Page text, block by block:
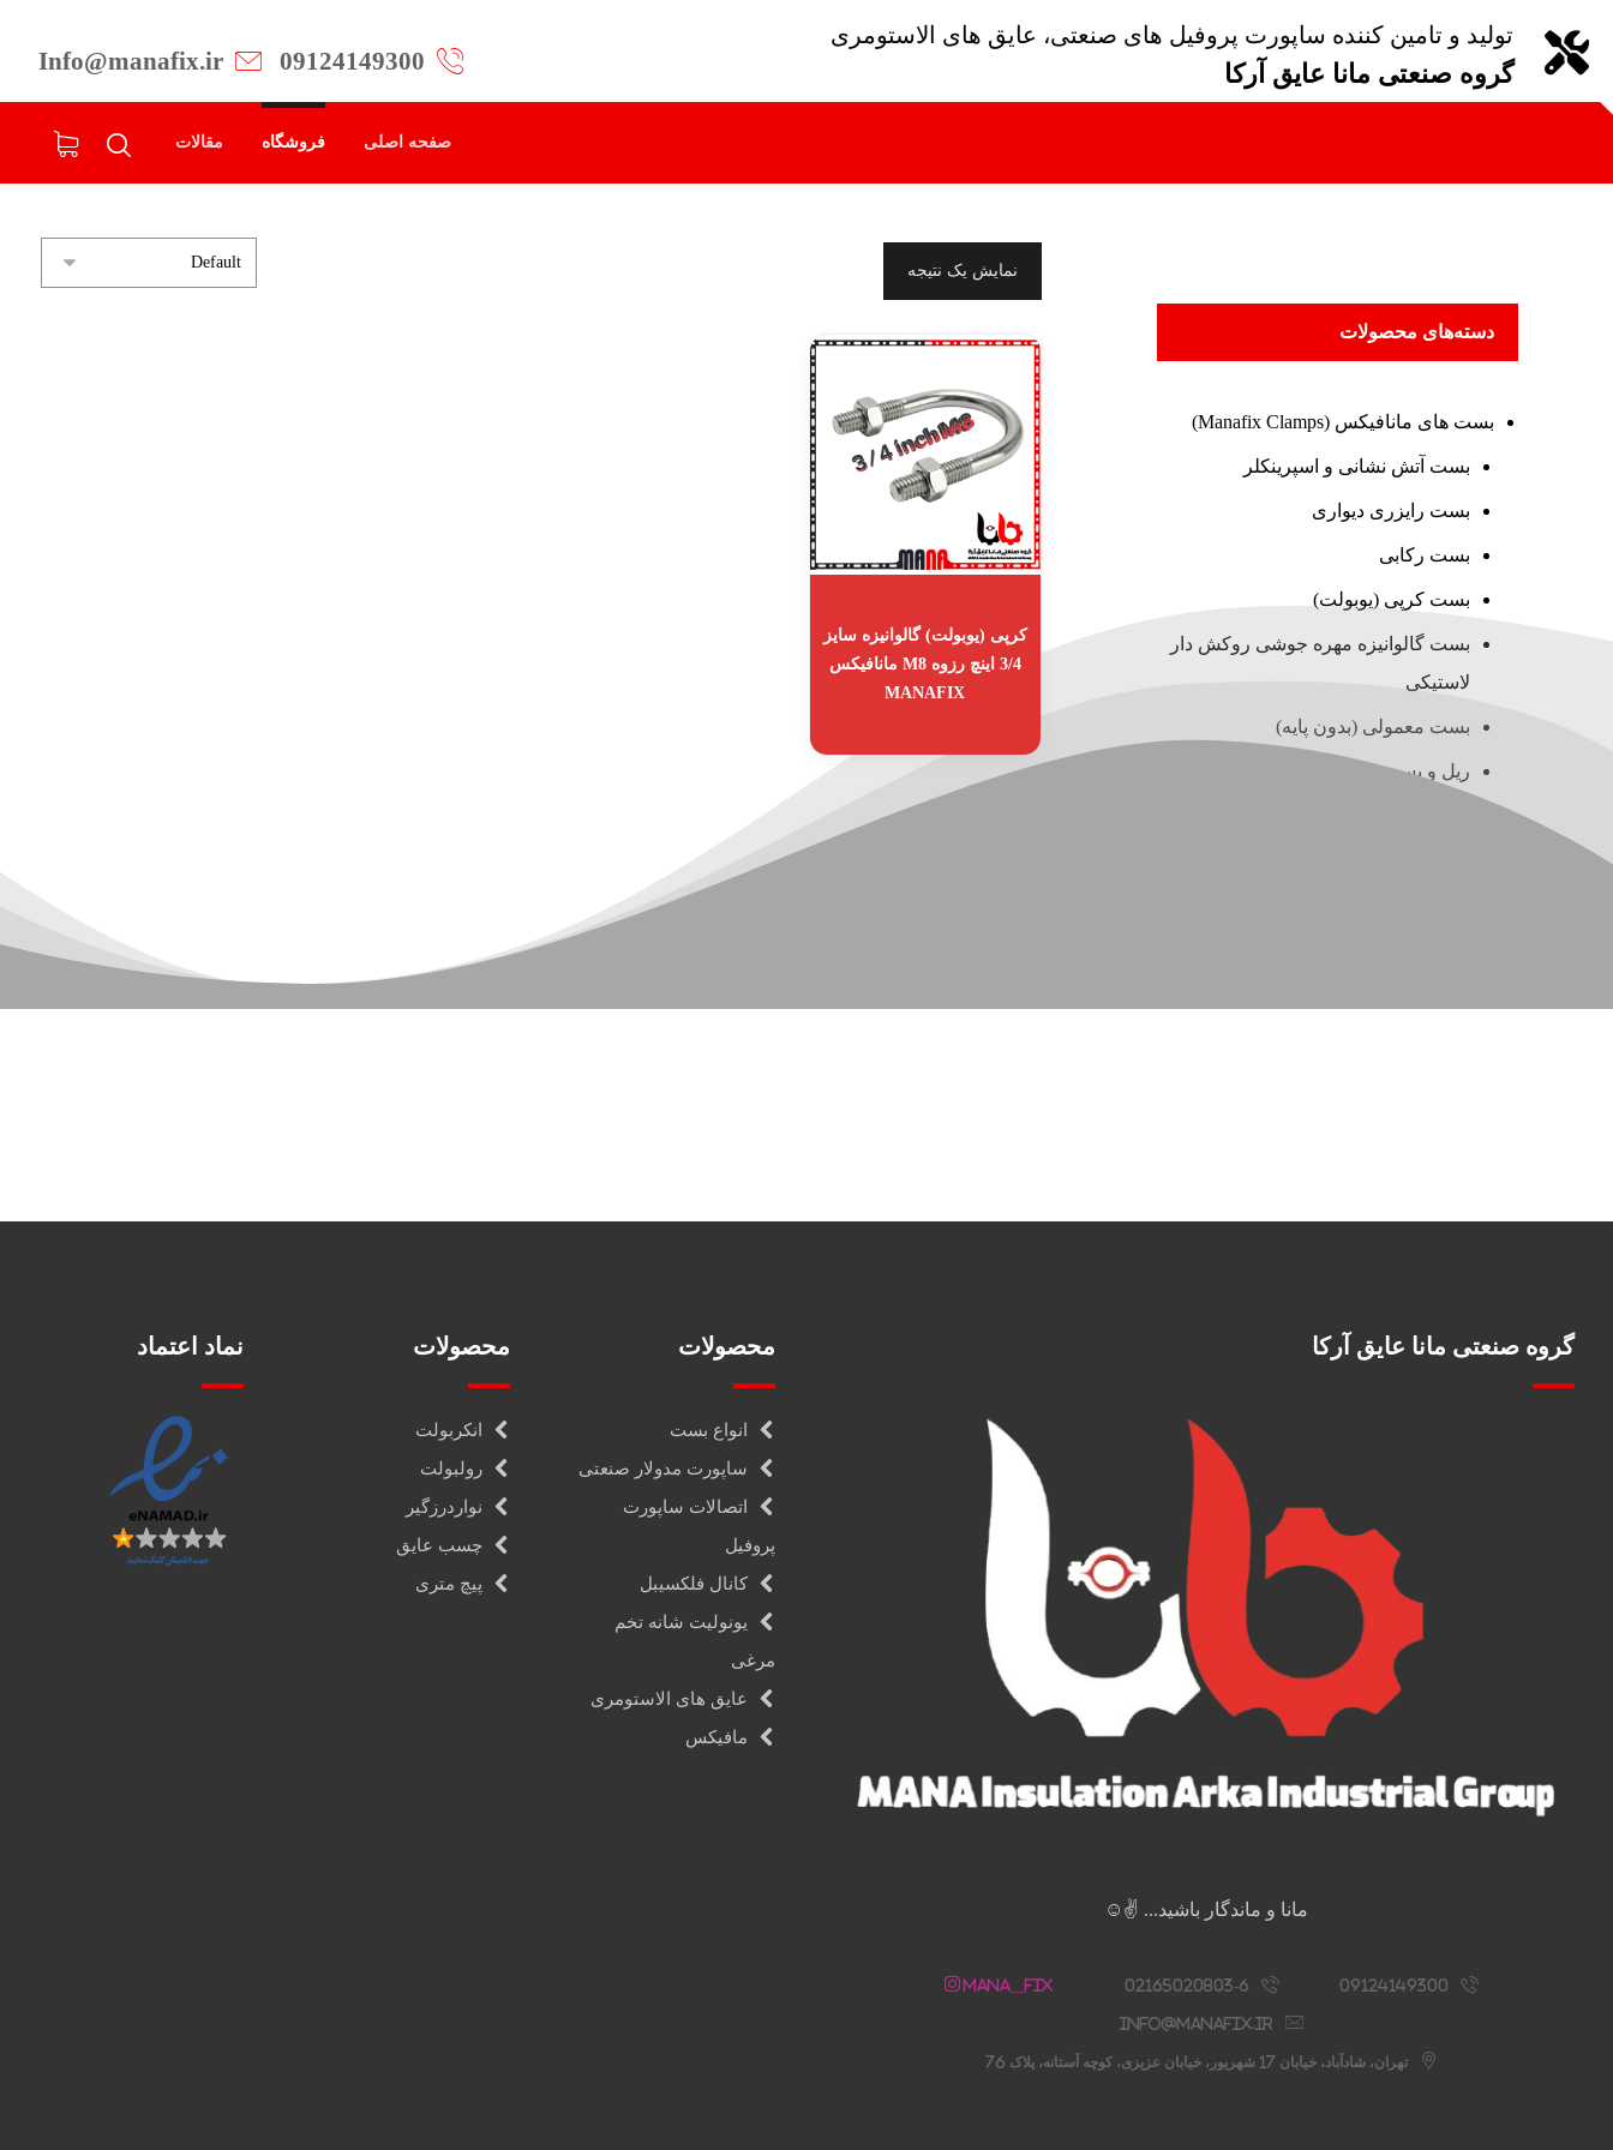
تولید و تامین کننده ساپورت پروفیل های صنعتی، عایق های الاستومری
گروه صنعتی مانا عایق آرکا Info@manafix.ir 09124149300
صفحه اصلی فروشگاه مقالات
نمایش یک نتیجه
کرپی (یوبولت) گالوانیزه سایز
3/4 اینچ رزوه M8 مانافیکس
MANAFIX
دسته‌های محصولات
بست های مانافیکس (Manafix Clamps)
بست آتش نشانی و اسپرینکلر
بست رایزری دیواری
بست رکابی
بست کرپی (یوبولت)
بست گالوانیزه مهره جوشی روکش دار
لاستیکی
بست معمولی (بدون پایه)
ریل و بست چنگالی (سی چنل)
گروه صنعتی مانا عایق آرکا
مانا و ماندگار باشید... ✌️☺️
09124149300
02165020803-6
Mana__fix
info@manafix.ir
تهران، شادآباد، خیابان 17 شهریور، خیابان عزیزی، کوچه آستانه، پلاک 76
محصولات
انواع بست
ساپورت مدولار صنعتی
اتصالات ساپورت
پروفیل
کانال فلکسیبل
یونولیت شانه تخم
مرغی
عایق های الاستومری
مافیکس
محصولات
انکربولت
رولبولت
نواردرزگیر
چسب عایق
پیچ متری
نماد اعتماد